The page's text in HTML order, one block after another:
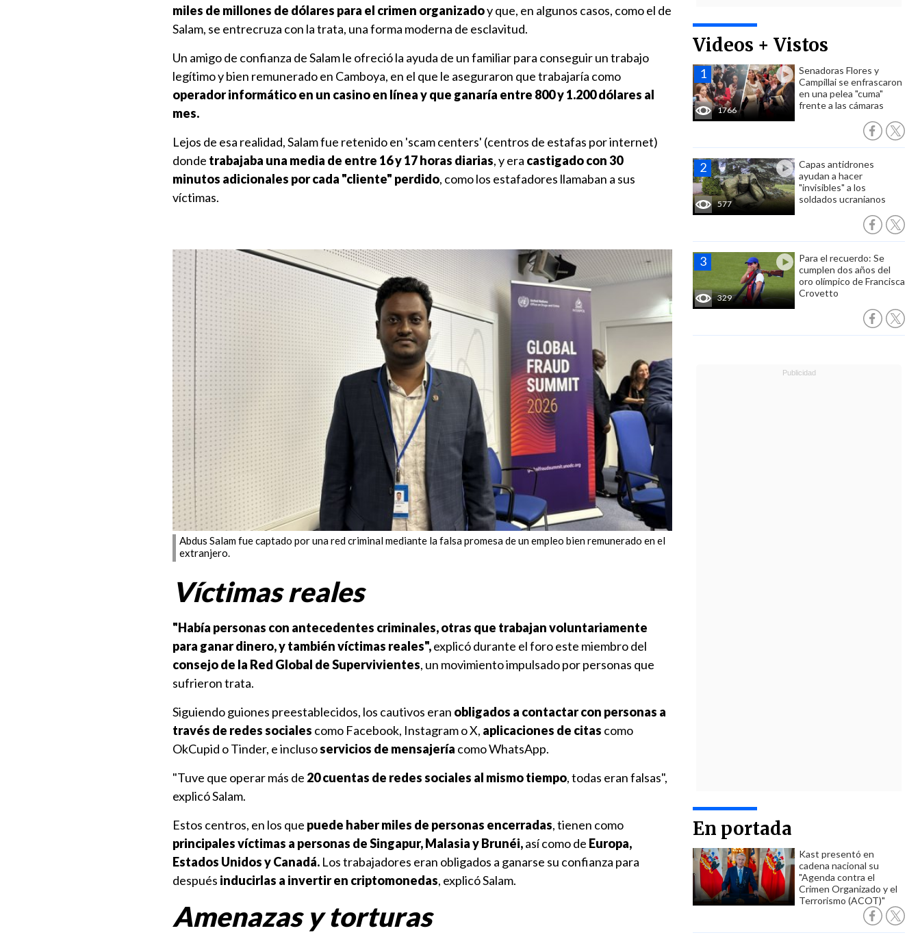
Videos + Vistos
1766
Senadoras Flores y
Campillai se enfrascaron
en una pelea "cuma"
frente a las cámaras
577
Capas antidrones
ayudan a hacer
"invisibles" a los
soldados ucranianos
329
Para el recuerdo: Se
cumplen dos años del
oro olímpico de Francisca
Crovetto
En portada
Kast presentó en
cadena nacional su
"Agenda contra el
Crimen Organizado y el
Terrorismo (ACOT)"
miles de millones de dólares para el crimen organizadoy que, en algunos casos, como el de
Salam, se entrecruza con la trata, una forma moderna de esclavitud.
Un amigo de confianza de Salam le ofreció la ayuda de un familiar para conseguir un trabajo
legítimo y bien remunerado en Camboya, en el que le aseguraron que trabajaría como
operador informático en un casino en línea y que ganaría entre 800 y 1.200 dólares al
mes.
Lejos de esa realidad, Salam fue retenido en 'scam centers' (centros de estafas por internet)
donde trabajaba una media de entre 16 y 17 horas diarias, y era castigado con 30
minutos adicionales por cada "cliente" perdido, como los estafadores llamaban a sus
víctimas.
Abdus Salam fue captado por una red criminal mediante la falsa promesa de un empleo bien remunerado en el
extranjero.
Víctimas reales
"Había personas con antecedentes criminales, otras que trabajan voluntariamente
para ganar dinero, y también víctimas reales",explicó durante el foro este miembro del
consejo de la Red Global de Supervivientes, un movimiento impulsado por personas que
sufrieron trata.
Siguiendo guiones preestablecidos, los cautivos eran obligados a contactar con personas a
través de redes sociales como Facebook, Instagram o X, aplicaciones de citas como
OkCupid o Tinder, e inclusoservicios de mensajería como WhatsApp.
"Tuve que operar más de 20 cuentas de redes sociales al mismo tiempo, todas eran falsas",
explicó Salam.
Estos centros, en los que puede haber miles de personas encerradas, tienen como
principales víctimas a personas de Singapur, Malasia y Brunéi,así como de Europa,
Estados Unidos y Canadá. Los trabajadores eran obligados a ganarse su confianza para
después inducirlas a invertir en criptomonedas, explicó Salam.
Amenazas y torturas